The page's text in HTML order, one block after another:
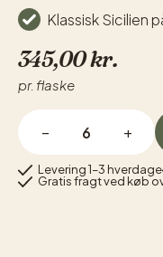
Klassisk Sicilien
345,00kr.
pr. flaske
− +
Levering 1–3 hverdage
Gratis fragt ved køb